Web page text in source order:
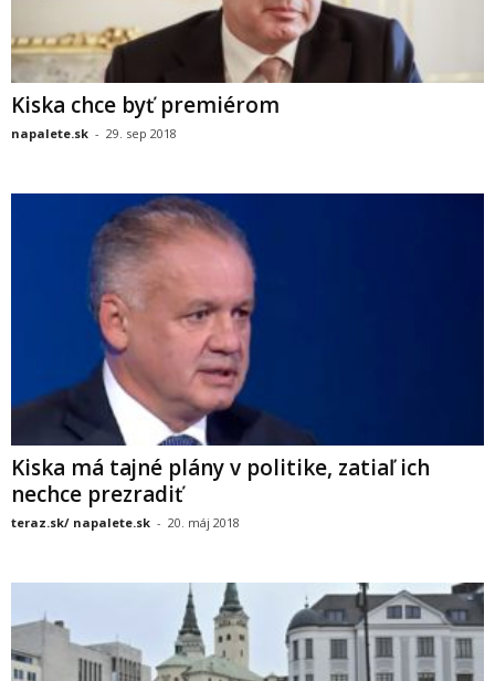
Kiska chce byť premiérom
napalete.sk - 29. sep 2018
Kiska má tajné plány v politike, zatiaľ ich
nechce prezradiť
teraz.sk/ napalete.sk - 20. máj 2018